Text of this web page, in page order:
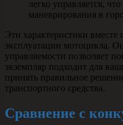
легко управляется,
маневрирования в
Эти характеристики вместе
эксплуатации мотоцикла.
управляемости позволяет
экземпляр подходит для
принять правильное
транспортного средства.
Сравнение с